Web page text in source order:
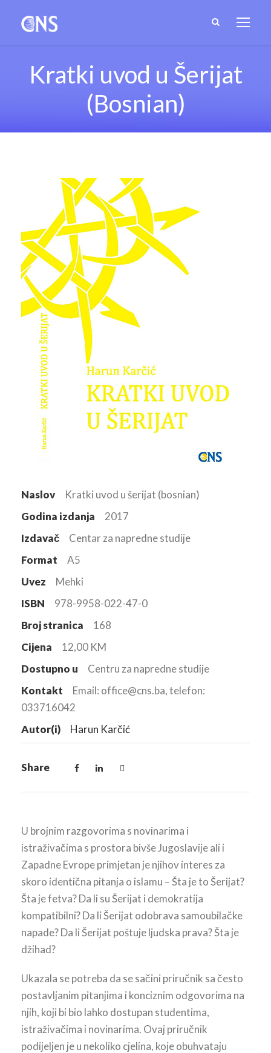
Kratki uvod u Šerijat
(Bosnian)
Naslov
Kratki uvod u šerijat (bosnian)
Godina izdanja
2017
Izdavač
Centar za napredne studije
Format
A5
Uvez
Mehki
ISBN
978-9958-022-47-0
Broj stranica
168
Cijena
12,00 KM
Dostupno u
Centru za napredne studije
Kontakt
Email: office@cns.ba, telefon:
033716042
Autor(i)
Harun Karčić
Share
U brojnim razgovorima s novinarima i
istraživačima s prostora bivše Jugoslavije ali i
Zapadne Evrope primjetan je njihov interes za
skoro identična pitanja o islamu – Šta je to Šerijat?
Šta je fetva? Da li su Šerijat i demokratija
kompatibilni? Da li Šerijat odobrava samoubilačke
napade? Da li Šerijat poštuje ljudska prava? Šta je
džihad?
Ukazala se potreba da se sačini priručnik sa često
postavljanim pitanjima i konciznim odgovorima na
njih, koji bi bio lahko dostupan studentima,
istraživačima i novinarima. Ovaj priručnik
podijeljen je u nekoliko cjelina, koje obuhvataju